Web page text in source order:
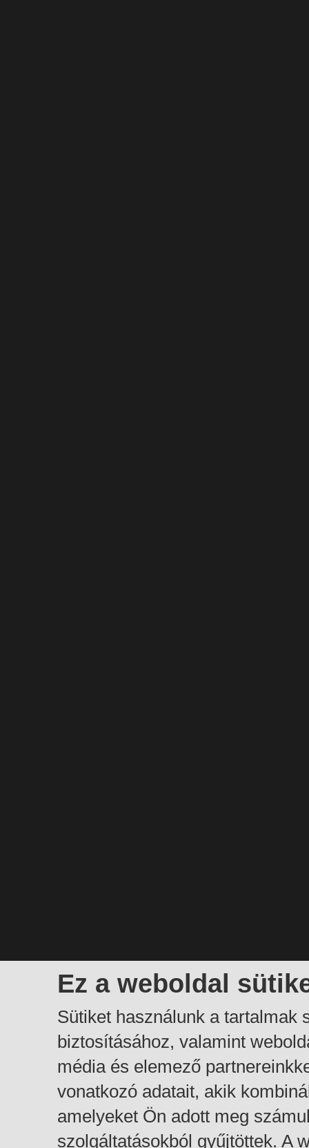
Ez a weboldal
Sütiket használunk a tartalmak
biztosításához, valamint
média és elemező
vonatkozó adatait, akik
amelyeket Ön adott meg
szolgáltatásokból gyűjtöttek. A